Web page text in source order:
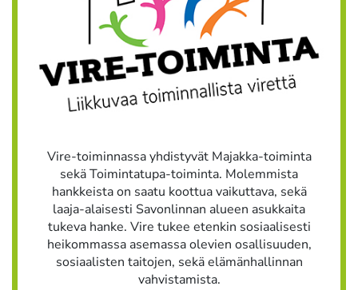
Vire-toiminnassa yhdistyvät Majakka-toiminta
sekä Toimintatupa-toiminta. Molemmista
hankkeista on saatu koottua vaikuttava, sekä
laaja-alaisesti Savonlinnan alueen asukkaita
tukeva hanke. Vire tukee etenkin sosiaalisesti
heikommassa asemassa olevien osallisuuden,
sosiaalisten taitojen, sekä elämänhallinnan
vahvistamista.